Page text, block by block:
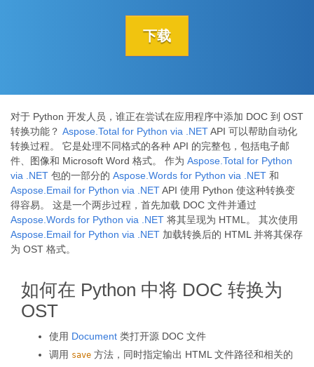
下载
对于 Python 开发人员，谁正在尝试在应用程序中添加 DOC 到 OST
转换功能？ Aspose.Total for Python via .NETAPI 可以帮助自动化
转换过程。 它是处理不同格式的各种 API 的完整包，包括电子邮
件、图像和 Microsoft Word 格式。 作为 Aspose.Total for Python
via .NET 包的一部分的 Aspose.Words for Python via .NET 和
Aspose.Email for Python via .NETAPI 使用 Python 使这种转换变
得容易。 这是一个两步过程，首先加载 DOC 文件并通过
Aspose.Words for Python via .NET 将其呈现为 HTML。 其次使用
Aspose.Email for Python via .NET 加载转换后的 HTML 并将其保存
为 OST 格式。
如何在 Python 中将 DOC 转换为
OST
使用 Document 类打开源 DOC 文件
调用 save 方法，同时指定输出 HTML 文件路径和相关的